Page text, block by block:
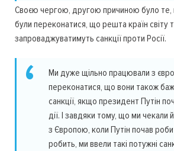
Своєю чергою, другою причиною було
були переконатися, що решта країн світу
запроваджуватимуть санкції проти Росії.
Ми дуже щільно працювали з
переконатися, що вони також
санкції, якщо президент Путін
дії. І завдяки тому, що ми чекали
з Європою, коли Путін почав
робить, ми ввели такі потужні